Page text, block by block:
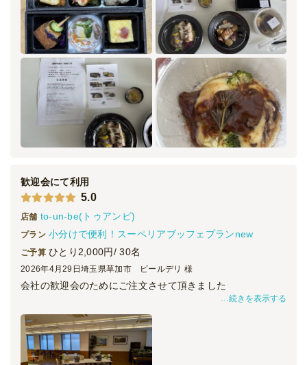
歓迎会にて利用
5.0
店舗 to-un-be(トゥアンビ)
プラン 小分けで便利！スーペリアブッフェプランnew
ご予算 ひとり2,000円/ 30名
2026年4月29日 埼玉県草加市 ビールデリ 様
会社の歓迎会のためにご注文させて頂きました
想像以上にクオリティが高くて驚きました。まず料理の見た
目がとても華やかで、テーブルに並べた瞬間に会場の雰囲気
が一気に明るくなりました。歓迎会という場にもぴったり
で、「ちゃんと準備してる会社だな」という印象を与えられ
続きを表示する